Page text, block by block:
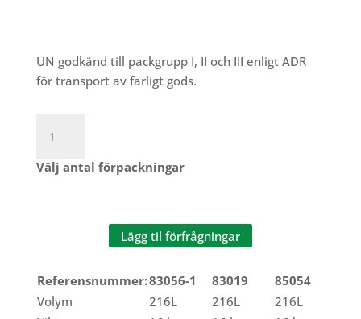
UN godkänd till packgrupp I, II och III enligt ADR
för transport av farligt gods.
med
sprund
Välj antal förpackningar
Lägg til förfrågningar
Referensnummer:83056-1 83019
85054
Volym
216L 216L
216L